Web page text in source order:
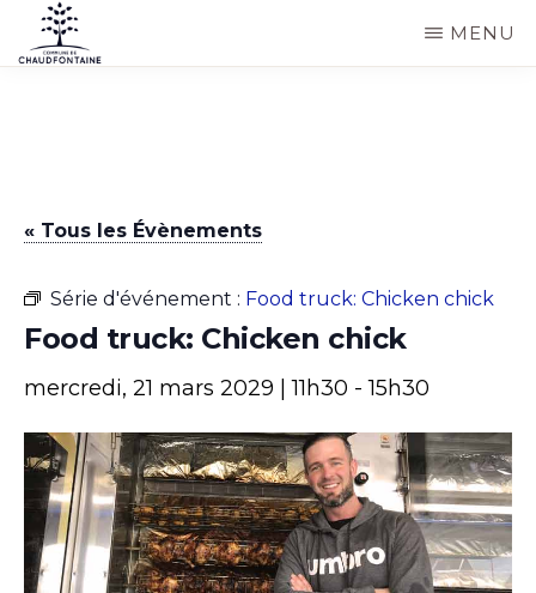
Passer
au
commune
Chaudfontaine
MENU
« Tous les Évènements
Série d'événement : Food truck: Chicken chick
Food truck: Chicken chick
mercredi, 21 mars 2029 | 11h30 -15h30